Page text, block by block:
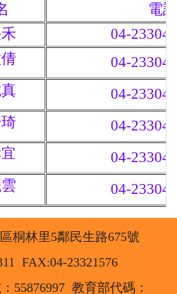
電話
04-
04-
04-
04-
04-
04-
桐林里5鄰民生路675號
FAX:04-23321576
教育部代碼：